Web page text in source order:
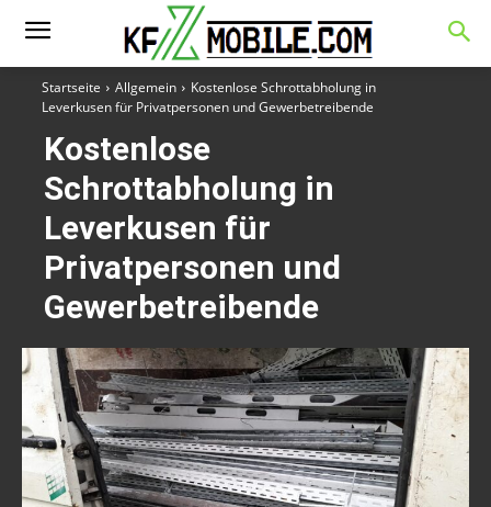
Startseite Allgemein
Kostenlose Schrottabholung in
Leverkusen für Privatpersonen und Gewerbetreibende
Kostenlose
Schrottabholung in
Leverkusen für
Privatpersonen und
Gewerbetreibende